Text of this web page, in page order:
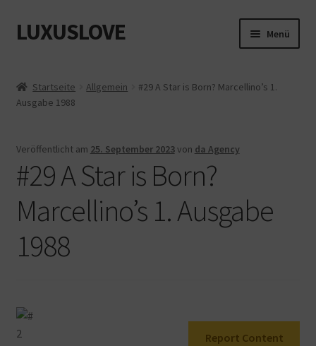
Zur
Navigation
Zum
Inhalt
LUXUSLOVE Menü
Cookie-Richtlinie (EU)
Datenschutz
Impressum
Kasse
Mein Konto
Warenkorb
Startseite Allgemein
#29 A Star is Born? Marcellino’s 1.
Ausgabe 1988
Veröffentlicht am 25. September 2023von da Agency
#29 A Star is Born?
Marcellino’s 1. Ausgabe
1988
Report Content